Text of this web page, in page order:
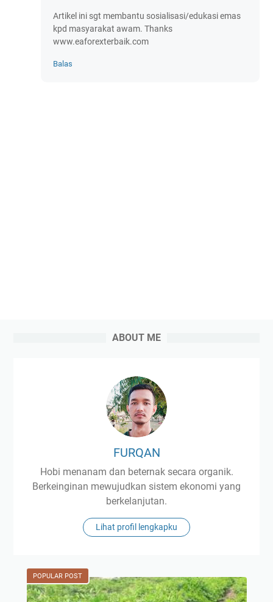
Artikel ini sgt membantu sosialisasi/edukasi emas
kpd masyarakat awam. Thanks
www.eaforexterbaik.com
Balas
ABOUT ME
FURQAN
Hobi menanam dan beternak secara organik.
Berkeinginan mewujudkan sistem ekonomi yang
berkelanjutan.
Lihat profil lengkapku
POPULAR POST